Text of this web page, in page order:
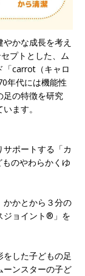
かな成長を考え
プトとした、ム
「carrot（キャロ
年代には機能性
足の特徴を研究
ます。
ポートする「カ
のやわらかくゆ
かかとから３分の
ジョイント®」を
した子どもの足
ーンスターの子ど